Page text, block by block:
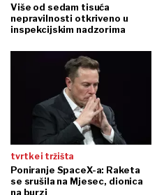
Više od sedam tisuća
nepravilnosti otkriveno u
inspekcijskim nadzorima
tvrtke i tržišta
Poniranje SpaceX-a: Raketa
se srušila na Mjesec, dionica
na burzi